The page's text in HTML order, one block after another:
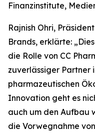
Finanzinstitute,
Rajnish Ohri,
Brands, erklärte:
die Rolle von CC
zuverlässiger Partner
pharmazeutischen
Innovation geht es
auch um den Aufbau
die Vorwegnahme